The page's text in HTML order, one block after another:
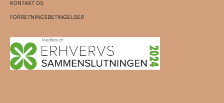
KONTAKT OS
FORRETNINGSBETINGELSER